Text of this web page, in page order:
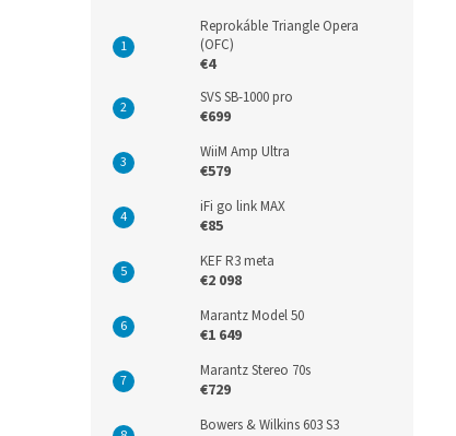
Reprokáble Triangle Opera
(OFC)
€4
SVS SB-1000 pro
€699
WiiM Amp Ultra
€579
iFi go link MAX
€85
KEF R3 meta
€2 098
Marantz Model 50
€1 649
Marantz Stereo 70s
€729
Bowers & Wilkins 603 S3